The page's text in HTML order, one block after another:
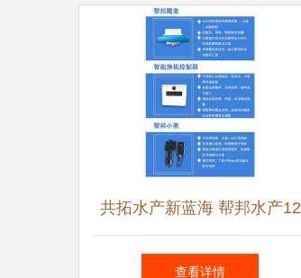
共拓水产新蓝海 帮邦水产12
月安徽湖北物联网设备经销商
查看详情